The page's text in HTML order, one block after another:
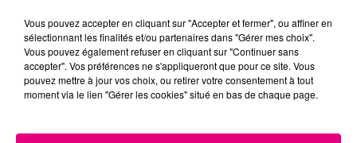
Bélier Taureau Gémeaux
Vous pouvez accepter en cliquant sur "Accepter et fermer", ou affiner en
sélectionnant les finalités et/ou partenaires dans "Gérer mes choix".
Vous pouvez également refuser en cliquant sur "Continuer sans
accepter". Vos préférences ne s'appliqueront que pour ce site. Vous
pouvez mettre à jour vos choix, ou retirer votre consentement à tout
moment via le lien "Gérer les cookies" situé en bas de chaque page.